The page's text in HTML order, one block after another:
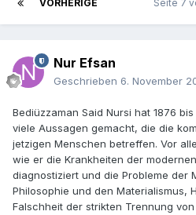
VORHERIGE Seite 7
Nur Efsan
Geschrieben 6. November
Bediüzzaman Said Nursi hat 1876
viele Aussagen gemacht, die die
jetzigen Menschen betreffen. Vor
wie er die Krankheiten der
diagnostiziert und die Probleme der
Philosophie und den Materialismus,
Falschheit der strikten Trennung